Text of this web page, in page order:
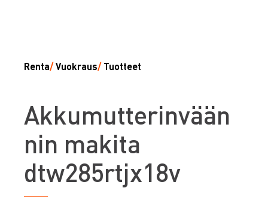
Renta/Vuokraus/ Tuotteet
Akkumutterinvään
nin makita
dtw285rtjx18v